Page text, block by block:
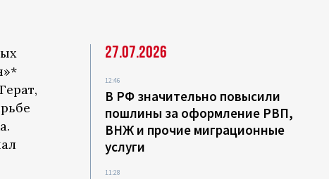
27.07.2026
12:46
В РФ значительно повысили
пошлины за оформление РВП,
ВНЖ и прочие миграционные
услуги
11:28